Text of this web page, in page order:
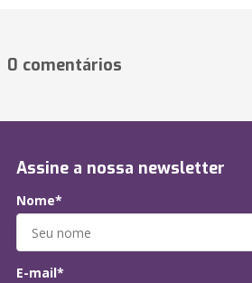
0 comentários
Assine a nossa newsletter
Nome*
E-mail*